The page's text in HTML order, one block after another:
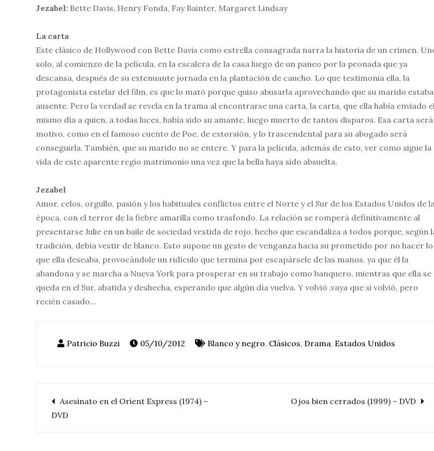
Jezabel: Bette Davis, Henry Fonda, Fay Bainter, Margaret Lindsay
La carta
Este clásico de Hollywood con Bette Davis como estrella consagrada narra la historia de un crimen.
solo, al comienzo de la película, en la escalera de la casa luego de un paneo por la peonada que ya
descansa, después de su extenuante jornada en la plantación de caucho. Lo que testimonia ella, la
protagonista estelar del film, es que lo mató porque quiso abusarla aprovechando que su marido estaba
ausente. Pero la verdad se revela en la trama al encontrarse una carta, la carta, que ella había enviado
mismo día a quien, a todas luces, había sido su amante, luego muerto de tantos disparos. Esa carta será
motivo, como en el famoso cuento de Poe, de extorsión, y lo trascendental para su abogado será
conseguirla. También, que su marido no se entere. Y para la película, además de esto, ver como sigue la
vida de este aparente regio matrimonio una vez que la bella haya sido absuelta.
Jezabel
Amor, celos, orgullo, pasión y los habituales conflictos entre el Norte y el Sur de los Estados Unidos de
época, con el terror de la fiebre amarilla como trasfondo. La relación se romperá definitivamente al
presentarse Julie en un baile de sociedad vestida de rojo, hecho que escandaliza a todos porque, según
tradición, debía vestir de blanco. Esto supone un gesto de venganza hacia su prometido por no hacer lo
que ella deseaba, provocándole un ridículo que termina por escapársele de las manos, ya que él la
abandona y se marcha a Nueva York para prosperar en su trabajo como banquero, mientras que ella se
queda en el Sur, abatida y deshecha, esperando que algún día vuelva. Y volvió ,vaya que si volvió, pero
recién casado…
05/10/2012 Blanco y negro, Clásicos, Drama, Estados Unidos
Navegación
Asesinato en el Orient Express (1974) –
DVD
Ojos bien cerrados (1999) – DVD